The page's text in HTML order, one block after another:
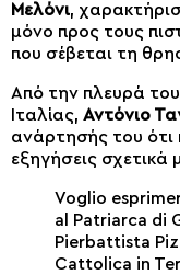
Μελόνι,
μόνο προς τους
που σέβεται τη
Από την πλευρά
Ιταλίας, Αντόνιο
ανάρτησής του ότι
εξηγήσεις σχετικά
Voglio
al Patriarca di
Pierbattista
Cattolica in